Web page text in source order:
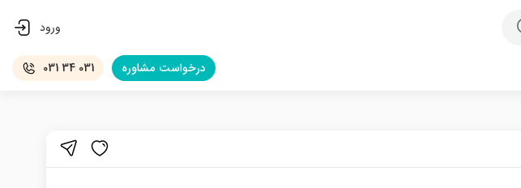
درخواست مشاوره 031 34 031
ورود